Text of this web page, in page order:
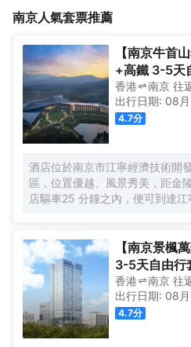
南京人氣套票推薦
【南京牛首
+高鐵 3-5天
香港 南京 往
出行日期: 08
4.7分
酒店位於南京市江寧經濟技術開
區，位置優越、風景秀美，距金
店驅車25 分鐘之內，便可到達
計依託於牛首山自然景觀，強調
代環保概念，以輕盈空靈的設計
享受。酒店設有各類品味雅緻的
間。酒店配套設施不僅囊括了大
廳，以及提供清新自然菜餚的素
心、400平方米的兒童樂園、室
温衝浪池等，助力家庭賓客盡享
【南京景楓
3-5天自由行
香港 南京 往
出行日期: 08
4.7分